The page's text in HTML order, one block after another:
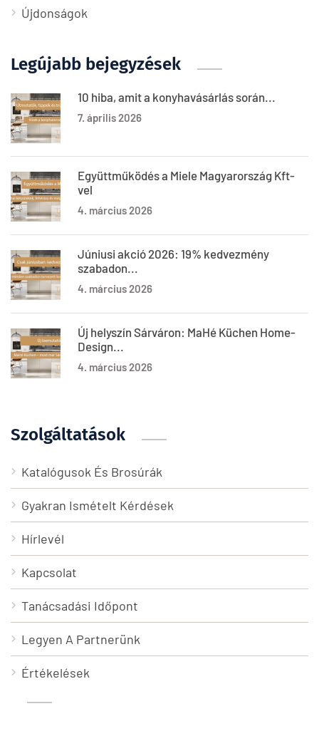
Újdonságok
Legújabb bejegyzések
10 hiba, amit a konyhavásárlás során...
7. április 2026
Együttműködés a Miele Magyarország Kft-
vel
4. március 2026
Júniusi akció 2026: 19% kedvezmény
szabadon...
4. március 2026
Új helyszín Sárváron: MaHé Küchen Home-
Design...
4. március 2026
Szolgáltatások
Katalógusok És Brosúrák
Gyakran Ismételt Kérdések
Hírlevél
Kapcsolat
Tanácsadási Időpont
Legyen A Partnerünk
Értékelések